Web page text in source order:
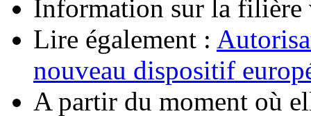
Information sur la
Lire également :
nouveau dispositif
A partir du moment où